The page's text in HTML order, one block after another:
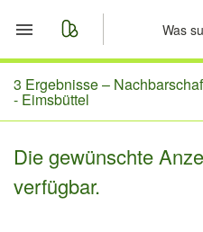
Start
Merkliste
Nachrichten
3 Ergebnisse –
- Eimsbüttel
Die gewünschte
verfügbar.